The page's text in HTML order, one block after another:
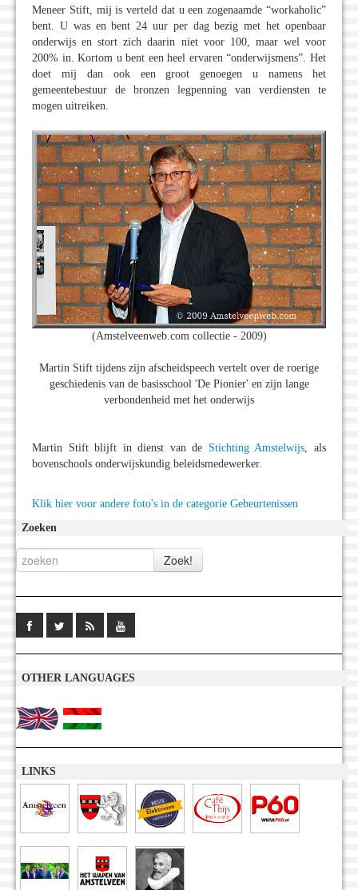
Meneer Stift, mij is verteld dat u een zogenaamde “workaholic”
bent. U was en bent 24 uur per dag bezig met het openbaar
onderwijs en stort zich daarin niet voor 100, maar wel voor
200% in. Kortom u bent een heel ervaren “onderwijsmens”. Het
doet mij dan ook een groot genoegen u namens het
gemeentebestuur de bronzen legpenning van verdiensten te
mogen uitreiken.
(Amstelveenweb.com collectie - 2009)
Martin Stift tijdens zijn afscheidspeech vertelt over de roerige
geschiedenis van de basisschool 'De Pionier' en zijn lange
verbondenheid met het onderwijs
Martin Stift blijft in dienst van de Stichting Amstelwijs, als
bovenschools onderwijskundig beleidsmedewerker.
Klik hier voor andere foto's in de categorie Gebeurtenissen
Zoeken
OTHER LANGUAGES
LINKS